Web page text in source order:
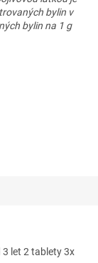
bylin v
bylin na 1 g
3 let 2 tablety 3x